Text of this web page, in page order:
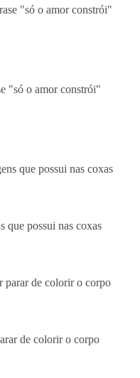
"só o amor constrói"
que possui nas coxas
de colorir o corpo